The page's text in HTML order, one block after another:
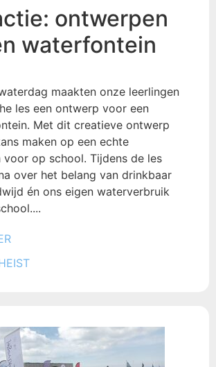
ontwerpen
waterfontein
maakten onze leerlingen
les een ontwerp voor een
Met dit creatieve ontwerp
maken op een echte
op school. Tijdens de les
over het belang van drinkbaar
én ons eigen waterverbruik